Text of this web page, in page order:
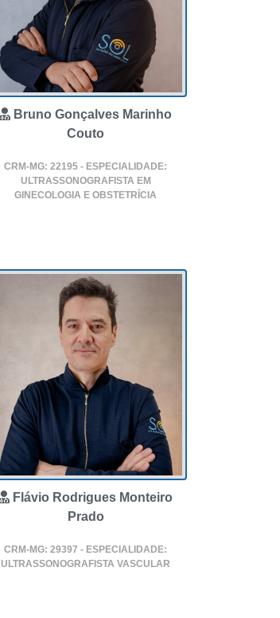
Bruno Gonçalves Marinho
Couto
CRM-MG: 22195 - ESPECIALIDADE:
ULTRASSONOGRAFISTA EM
GINECOLOGIA E OBSTETRÍCIA
Flávio Rodrigues Monteiro
Prado
CRM-MG: 29397 - ESPECIALIDADE:
ULTRASSONOGRAFISTA VASCULAR